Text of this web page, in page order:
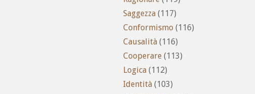
Saggezza (117)
Conformismo (116)
Causalità (116)
Cooperare (113)
Logica (112)
Identità (103)